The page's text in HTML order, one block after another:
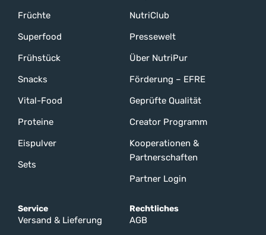
Früchte
Superfood
Frühstück
Snacks
Vital-Food
Proteine
Eispulver
Sets
NutriClub
Pressewelt
Über NutriPur
Förderung – EFRE
Geprüfte Qualität
Creator Programm
Kooperationen &
Partnerschaften
Partner Login
Service
Versand & Lieferung
Rechtliches
AGB